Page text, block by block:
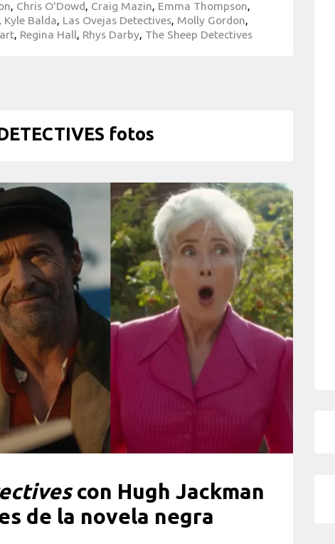
, Chris O'Dowd, Craig Mazin, Emma Thompson,
, Kyle Balda, Las Ovejas Detectives, Molly Gordon,
, Regina Hall, Rhys Darby, The Sheep Detectives
fotos
con Hugh Jackman
de la novela negra